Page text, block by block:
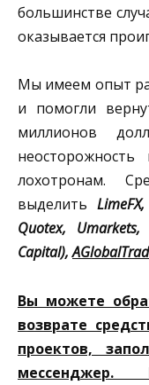
большинстве
оказывается
Мы имеем опыт
и помогли
миллионов
лохотронам.
выделить
Quotex,
Capital),
Вы можете
возврате
проектов,